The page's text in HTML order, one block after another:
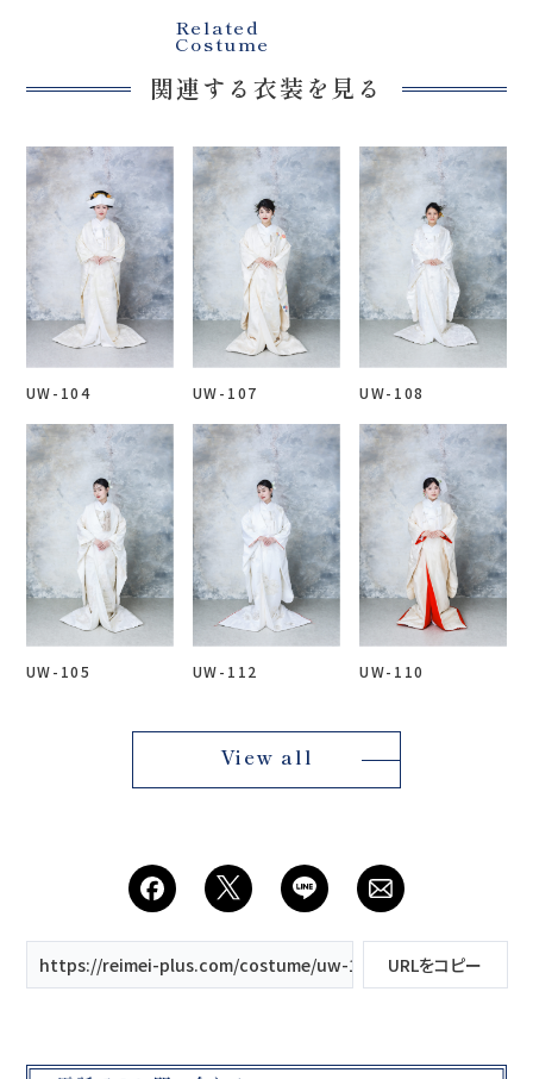
Related
Costume
関連する衣装を見る
UW-104 UW-107 UW-108
UW-105 UW-112 UW-110
View all
https://reimei-plus.com/costume/uw-102/ URLをコピー